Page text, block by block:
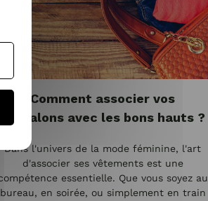
Comment associer vos
pantalons avec les bons hauts ?
Dans l'univers de la mode féminine, l'art
d'associer ses vêtements est une
essentielle. Que vous soyez au
bureau, en soirée, ou simplement en train